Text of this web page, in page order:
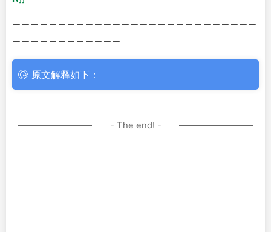
－－－－－－－－－－－－－－－－－－－－－－－－－－－
－－－－－－－－－－－－
原文解释如下：
- The end! -